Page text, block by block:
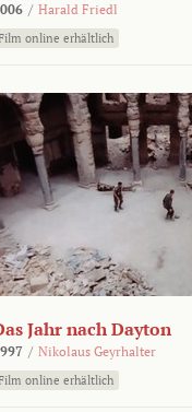
/ Harald Friedl
online erhältlich
Jahr nach Dayton
/ Nikolaus Geyrhalter
online erhältlich